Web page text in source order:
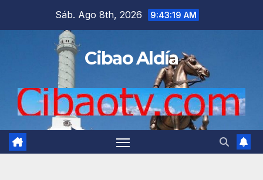
Sáb. Ago 8th, 2026 9:43:20 AM
Cibao Aldía